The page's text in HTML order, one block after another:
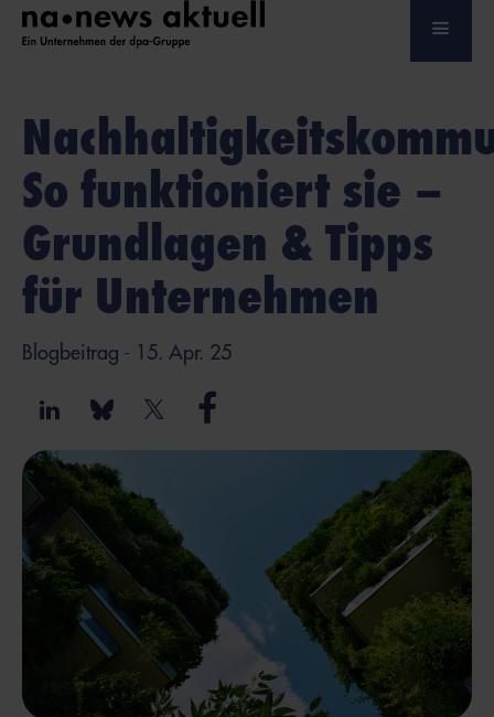
So funktioniert sie –
Grundlagen & Tipps
für Unternehmen
Blogbeitrag - 15. Apr. 25